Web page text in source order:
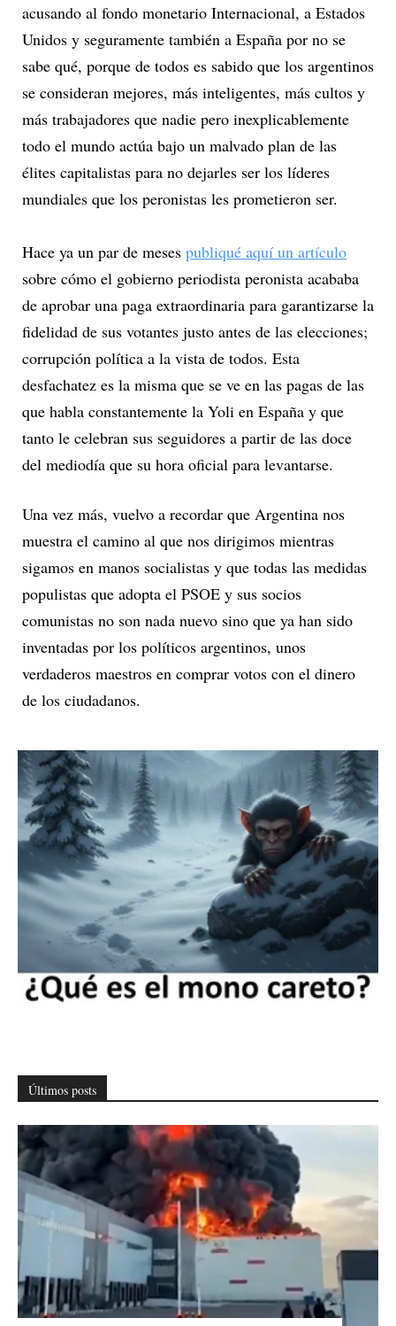
acusando al fondo monetario Internacional, a Estados
Unidos y seguramente también a España por no se
sabe qué, porque de todos es sabido que los argentinos
se consideran mejores, más inteligentes, más cultos y
más trabajadores que nadie pero inexplicablemente
todo el mundo actúa bajo un malvado plan de las
élites capitalistas para no dejarles ser los líderes
mundiales que los peronistas les prometieron ser.
Hace ya un par de meses publiqué aquí un artículo
sobre cómo el gobierno periodista peronista acababa
de aprobar una paga extraordinaria para garantizarse la
fidelidad de sus votantes justo antes de las elecciones;
corrupción política a la vista de todos. Esta
desfachatez es la misma que se ve en las pagas de las
que habla constantemente la Yoli en España y que
tanto le celebran sus seguidores a partir de las doce
del mediodía que su hora oficial para levantarse.
Una vez más, vuelvo a recordar que Argentina nos
muestra el camino al que nos dirigimos mientras
sigamos en manos socialistas y que todas las medidas
populistas que adopta el PSOE y sus socios
comunistas no son nada nuevo sino que ya han sido
inventadas por los políticos argentinos, unos
verdaderos maestros en comprar votos con el dinero
de los ciudadanos.
Últimos posts